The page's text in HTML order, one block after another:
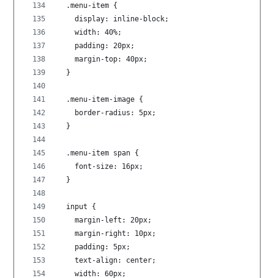
  .menu-item {
    display: inline-block;
    width: 40%;
    padding: 20px;
    margin-top: 40px;
  }
  .menu-item-image {
    border-radius: 5px;
  }
  .menu-item span {
    font-size: 16px;
  }
  input {
    margin-left: 20px;
    margin-right: 10px;
    padding: 5px;
    text-align: center;
    width: 60px;